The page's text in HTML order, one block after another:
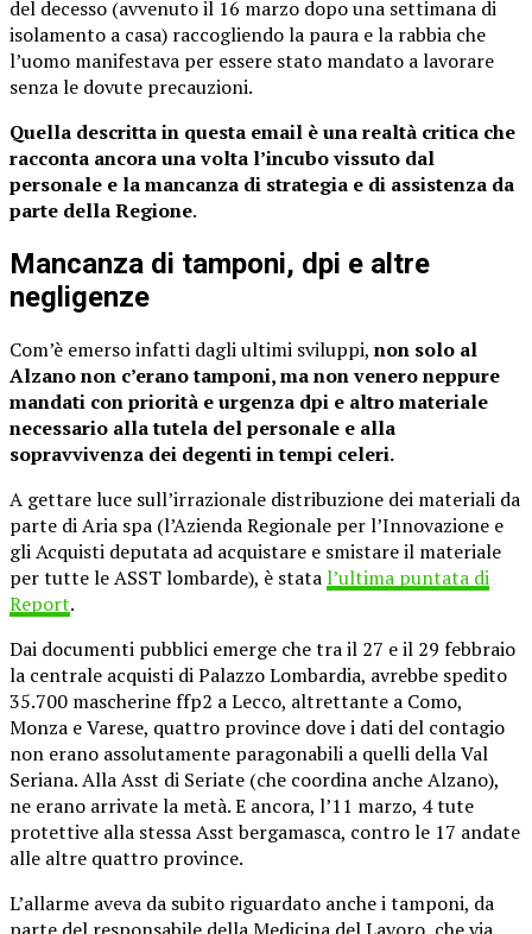
del decesso (avvenuto il 16 marzo dopo una settimana di
isolamento a casa) raccogliendo la paura e la rabbia che
l’uomo manifestava per essere stato mandato a lavorare
senza le dovute precauzioni.
Quella descritta in questa email è una realtà critica che
racconta ancora una volta l’incubo vissuto dal
personale e la mancanza di strategia e di assistenza da
parte della Regione.
Mancanza di tamponi, dpi e altre
negligenze
Com’è emerso infatti dagli ultimi sviluppi, non solo al
Alzano non c’erano tamponi, ma non venero neppure
mandati con priorità e urgenza dpi e altro materiale
necessario alla tutela del personale e alla
sopravvivenza dei degenti in tempi celeri.
A gettare luce sull’irrazionale distribuzione dei materiali da
parte di Aria spa (l’Azienda Regionale per l’Innovazione e
gli Acquisti deputata ad acquistare e smistare il materiale
per tutte le ASST lombarde), è statal’ultima puntata di
Report.
Dai documenti pubblici emerge che tra il 27 e il 29 febbraio
la centrale acquisti di Palazzo Lombardia, avrebbe spedito
35.700 mascherine ffp2 a Lecco, altrettante a Como,
Monza e Varese, quattro province dove i dati del contagio
non erano assolutamente paragonabili a quelli della Val
Seriana. Alla Asst di Seriate (che coordina anche Alzano),
ne erano arrivate la metà. E ancora, l’11 marzo, 4 tute
protettive alla stessa Asst bergamasca, contro le 17 andate
alle altre quattro province.
L’allarme aveva da subito riguardato anche i tamponi, da